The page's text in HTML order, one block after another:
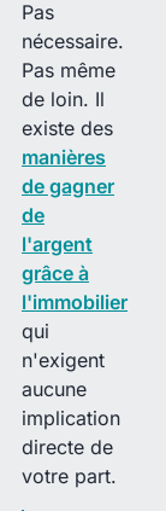
Pas
nécessaire.
Pas même
de loin. Il
existe des
manières
de gagner
de
l'argent
grâce à
l'immobilier
qui
n'exigent
aucune
implication
directe de
votre part.